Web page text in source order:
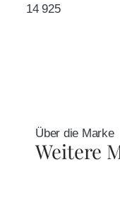
14 925
Über die Marke
Weitere